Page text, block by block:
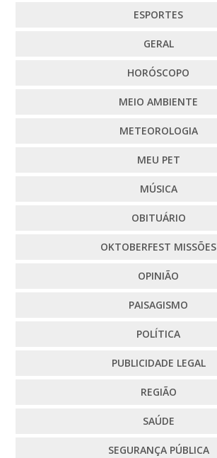
ESPORTES
GERAL
HORÓSCOPO
MEIO AMBIENTE
METEOROLOGIA
MEU PET
MÚSICA
OBITUÁRIO
OKTOBERFEST MISSÕES
OPINIÃO
PAISAGISMO
POLÍTICA
PUBLICIDADE LEGAL
REGIÃO
SAÚDE
SEGURANÇA PÚBLICA